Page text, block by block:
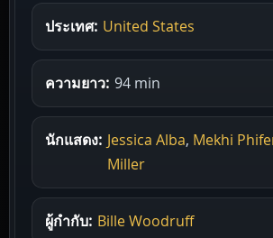
ประเทศ: United States
ความยาว: 94 min
นักแสดง: Jessica Alba, Mekhi
Miller
ผู้กำกับ: Bille Woodruff